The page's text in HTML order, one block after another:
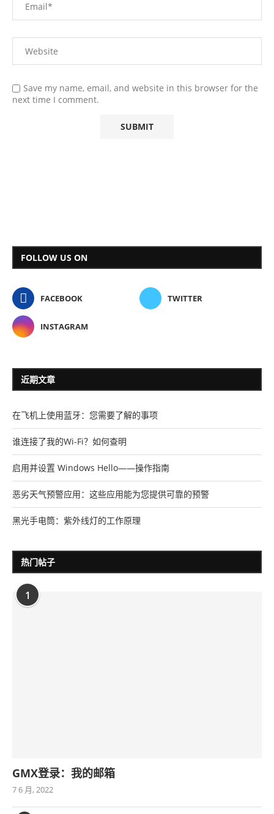
Save my name, email, and website in this browser for the
next time I comment.
FOLLOW US ON
FACEBOOK TWITTER
INSTAGRAM
近期文章
在飞机上使用蓝牙：您需要了解的事项
谁连接了我的Wi-Fi？如何查明
启用并设置 Windows Hello——操作指南
恶劣天气预警应用：这些应用能为您提供可靠的预警
黑光手电筒：紫外线灯的工作原理
热门帖子
1
GMX登录：我的邮箱
7 6 月, 2022